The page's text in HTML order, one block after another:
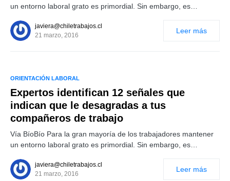
un entorno laboral grato es primordial. Sin embargo, es…
javiera@chiletrabajos.cl
21 marzo, 2016
Leer más
ORIENTACIÓN LABORAL
Expertos identifican 12 señales que
indican que le desagradas a tus
compañeros de trabajo
Vía BíoBío Para la gran mayoría de los trabajadores mantener
un entorno laboral grato es primordial. Sin embargo, es…
javiera@chiletrabajos.cl
21 marzo, 2016
Leer más